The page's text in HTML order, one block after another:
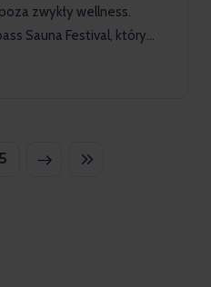
zwykły wellness.
Sauna Festival, który…
5